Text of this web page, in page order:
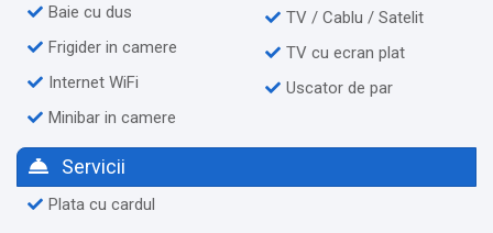
Baie cu dus
Frigider in camere
Internet WiFi
Minibar in camere
TV / Cablu / Satelit
TV cu ecran plat
Uscator de par
Servicii
Plata cu cardul